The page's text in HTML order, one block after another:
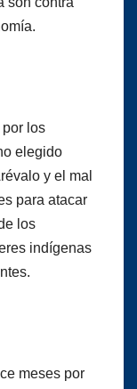
los
elegido
y el mal
para atacar
los
indígenas
meses por